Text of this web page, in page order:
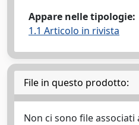
Appare nelle tipologie:
1.1 Articolo in rivista
File in questo prodotto:
Non ci sono file